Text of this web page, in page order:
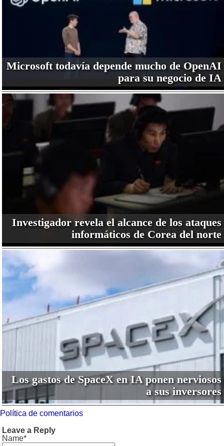
Microsoft todavía depende mucho de OpenAI
para su negocio de IA
Investigador revela el alcance de los ataques
informáticos de Corea del norte
Los gastos de SpaceX en IA ponen nerviosos
a sus inversores
Política de comentarios
Leave a Reply
Name*